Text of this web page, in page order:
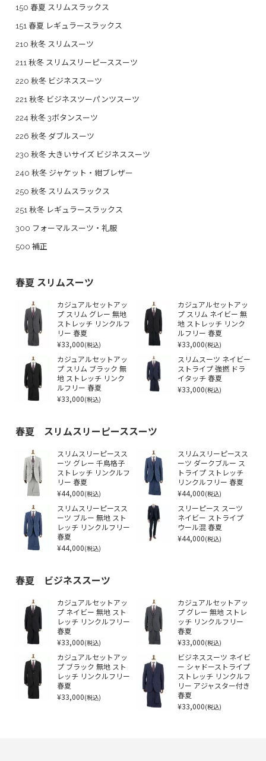
150 春夏 スリムスラックス
151 春夏 レギュラースラックス
210 秋冬 スリムスーツ
211 秋冬 スリムスリーピーススーツ
220 秋冬 ビジネススーツ
221 秋冬 ビジネスツーパンツスーツ
224 秋冬 3ボタンスーツ
226 秋冬 ダブルスーツ
230 秋冬 大きいサイズ ビジネススーツ
240 秋冬 ジャケット・紺ブレザー
250 秋冬 スリムスラックス
251 秋冬 レギュラースラックス
300 フォーマルスーツ・礼服
500 補正
春夏 スリムスーツ
カジュアルセットアッ
プ スリム グレー 無地
ストレッチ リンクルフ
リー 春夏
¥33,000(税込)
カジュアルセットアッ
プ スリム ネイビー 無
地 ストレッチ リンク
ルフリー 春夏
¥33,000(税込)
カジュアルセットアッ
プ スリム ブラック 無
地 ストレッチ リンク
ルフリー 春夏
¥33,000(税込)
スリムスーツ ネイビー
ストライプ 強撚 ドラ
イタッチ 春夏
¥33,000(税込)
春夏 スリムスリーピーススーツ
スリムスリーピースス
ーツ グレー 千鳥格子
ストレッチ リンクルフ
リー 春夏
¥44,000(税込)
スリムスリーピースス
ーツ ダークブルー ス
トライプ ストレッチ
リンクルフリー 春夏
¥44,000(税込)
スリムスリーピースス
ーツ ブルー 無地 スト
レッチ リンクルフリー
春夏
¥44,000(税込)
スリーピース スーツ
ネイビー ストライプ
ウール混 春夏
¥44,000(税込)
春夏 ビジネススーツ
カジュアルセットアッ
プ ネイビー 無地 スト
レッチ リンクルフリー
春夏
¥33,000(税込)
カジュアルセットアッ
プ グレー 無地 ストレ
ッチ リンクルフリー
春夏
¥33,000(税込)
カジュアルセットアッ
プ ブラック 無地 スト
レッチ リンクルフリー
春夏
¥33,000(税込)
ビジネススーツ ネイビ
ー シャドーストライプ
ストレッチ リンクルフ
リー アジャスター付き
春夏
¥33,000(税込)